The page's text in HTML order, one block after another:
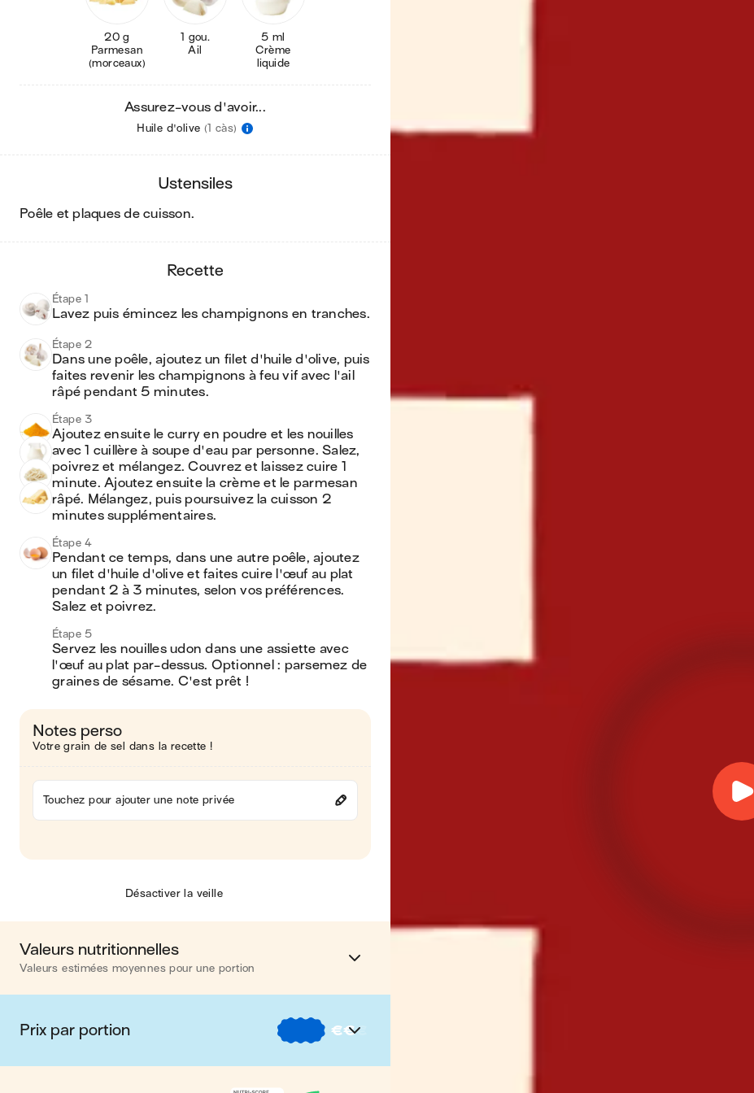
20 g
Parmesan
(morceaux)
1 gou.
Ail
5 ml
Crème
liquide
Assurez-vous d'avoir...
Huile d'olive (1 càs)
ustensiles
poêle et plaques de cuisson.
recette
Étape 1
Étape 2
Dans une poêle, ajoutez un filet d'huile d'olive, puis
faites revenir les champignons à feu vif avec l'ail
râpé pendant 5 minutes.
Étape 3
Ajoutez ensuite le curry en poudre et les nouilles
avec 1 cuillère à soupe d'eau par personne. Salez,
poivrez et mélangez. Couvrez et laissez cuire 1
minute. Ajoutez ensuite la crème et le parmesan
râpé. Mélangez, puis poursuivez la cuisson 2
minutes supplémentaires.
Étape 4
Pendant ce temps, dans une autre poêle, ajoutez
un filet d'huile d'olive et faites cuire l'œuf au plat
pendant 2 à 3 minutes, selon vos préférences.
Salez et poivrez.
Étape 5
Servez les nouilles udon dans une assiette avec
l'œuf au plat par-dessus. Optionnel : parsemez de
graines de sésame. C'est prêt !
Notes perso
Votre grain de sel dans la recette !
Touchez pour ajouter une note privée
Désactiver la veille
Valeurs nutritionnelles
Valeurs estimées moyennes pour une portion
Calories 485 kcal
Matières grasses 25 g
Prix par portion €€€
€ Nos recettes à -2 € par portion